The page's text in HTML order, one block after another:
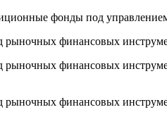
фонды под
финансовых
финансовых
финансовых